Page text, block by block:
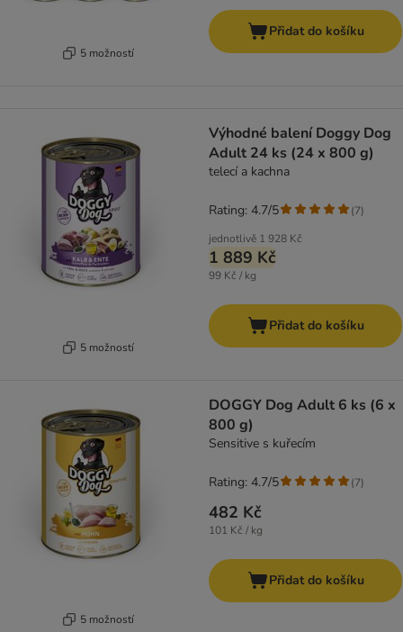
5 možností
Přidat do košíku
5 možností
Výhodné balení Doggy Dog
Adult 24 ks (24 x 800 g)
telecí a kachna
jednotlivě 1 928 Kč
1 889 Kč
99 Kč / kg
Rating: 4.7/5 (7)
Přidat do košíku
5 možností
DOGGY Dog Adult 6 ks (6 x
800 g)
Sensitive s kuřecím
482 Kč
101 Kč / kg
Rating: 4.7/5 (7)
Přidat do košíku